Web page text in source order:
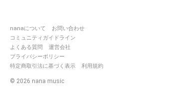
nanaについて
お問い合わせ
コミュニティガイドライン
よくある質問
運営会社
プライバシーポリシー
特定商取引法に基づく表示
利用規約
© 2026 nana music